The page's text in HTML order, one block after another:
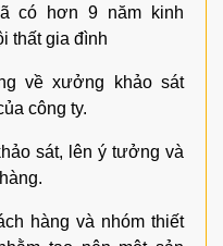
có hơn 9 năm kinh
thất gia đình
về xưởng khảo sát
công ty.
sát, lên ý tưởng và
hàng và nhóm thiết